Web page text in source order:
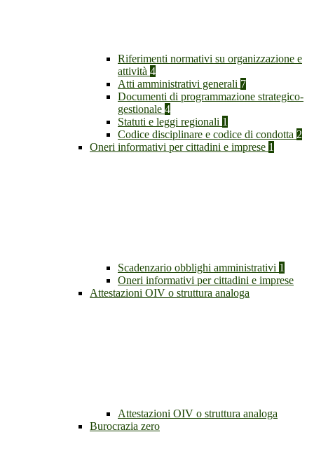
Riferimenti normativi su organizzazione e
attività 4
Atti amministrativi generali 7
Documenti di programmazione strategico-
gestionale 4
Statuti e leggi regionali 1
Codice disciplinare e codice di condotta 2
Oneri informativi per cittadini e imprese 1
Scadenzario obblighi amministrativi 1
Oneri informativi per cittadini e imprese
Attestazioni OIV o struttura analoga
Attestazioni OIV o struttura analoga
Burocrazia zero